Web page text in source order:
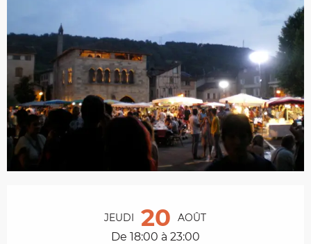
JEUDI 20 AOÛT
De 18:00 à 23:00